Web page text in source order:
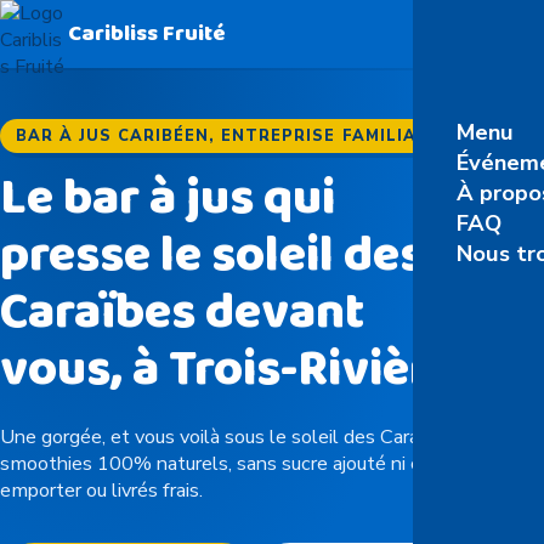
Caribliss Fruité
Menu
À
FAQ
Nous
BAR À JUS CARIBÉEN, ENTREPRISE FAMILIALE
Le bar à jus qui
presse le soleil des
Caraïbes devant
vous, à Trois-Rivières
Une gorgée, et vous voilà sous le soleil des Caraïbes. Jus et
smoothies 100% naturels, sans sucre ajouté ni conservateur, à
emporter ou livrés frais.